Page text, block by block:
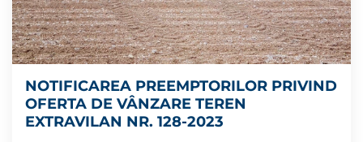
NOTIFICAREA PREEMPTORILOR PRIVIND
OFERTA DE VÂNZARE TEREN
EXTRAVILAN NR. 128-2023